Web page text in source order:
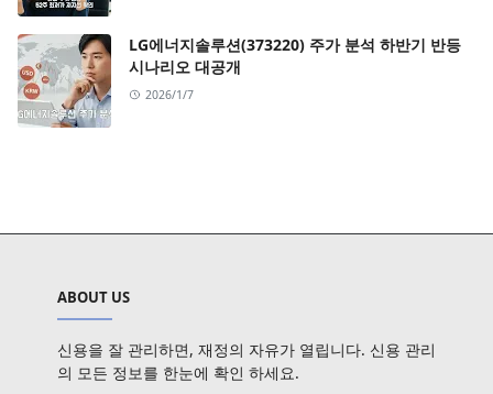
LG에너지솔루션(373220) 주가 분석 하반기 반등
시나리오 대공개
2026/1/7
ABOUT US
신용을 잘 관리하면, 재정의 자유가 열립니다. 신용 관리
의 모든 정보를 한눈에 확인 하세요.